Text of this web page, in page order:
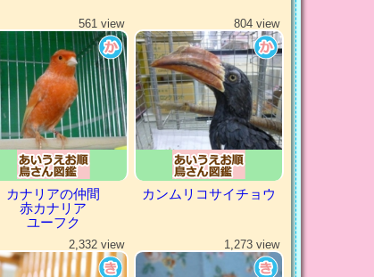
561 view
カナリアの仲間
赤カナリア
ユーフク
804 view
カンムリコサイチョウ
2,332 view 1,273 view